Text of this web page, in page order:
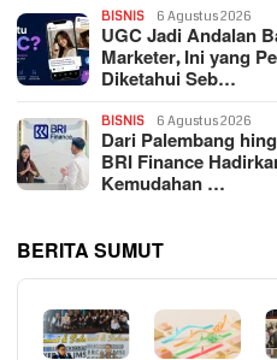
BISNIS 6 Agustus 2026
UGC Jadi Andalan
Marketer, Ini yang
Diketahui Seb…
BISNIS 6 Agustus 2026
Dari Palembang
BRI Finance
Kemudahan …
BERITA SUMUT